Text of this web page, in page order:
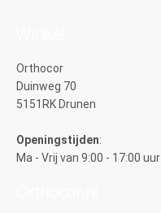
Orthocor
Duinweg 70
5151RK Drunen
Openingstijden:
Ma - Vrij van 9:00 - 17:00 uur